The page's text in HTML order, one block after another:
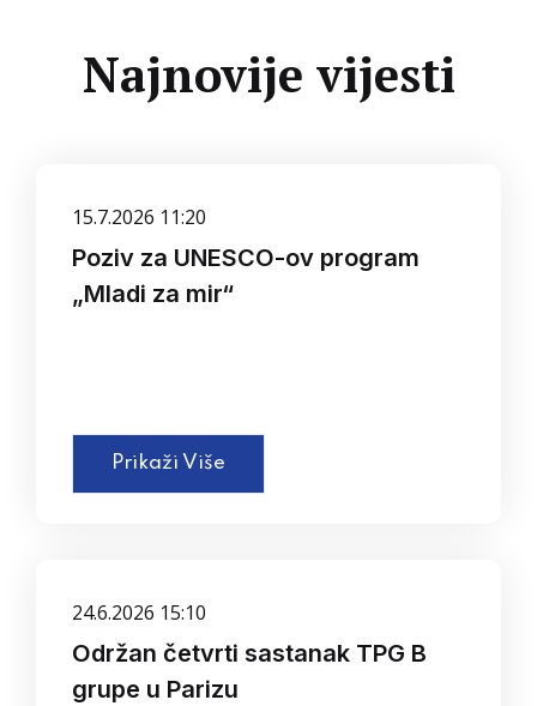
Najnovije vijesti
15.7.2026 11:20
Poziv za UNESCO-ov program
„Mladi za mir“
Prikaži Više
24.6.2026 15:10
Održan četvrti sastanak TPG B
grupe u Parizu